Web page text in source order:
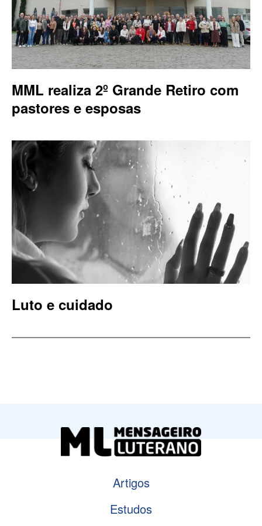
MML realiza 2º Grande Retiro com
pastores e esposas
Luto e cuidado
Artigos
Estudos